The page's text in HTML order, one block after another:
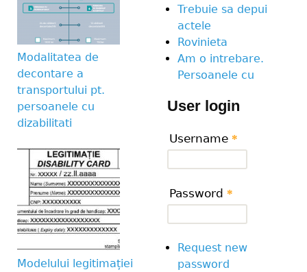
Modalitatea de
decontare a
transportului pt.
persoanele cu
dizabilitati
Modelului legitimației
Trebuie sa depui
actele
Rovinieta
Am o intrebare.
Persoanele cu
User login
Username *
Password *
Request new
password